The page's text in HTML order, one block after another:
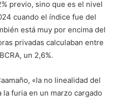
previo, sino que es el nivel
cuando el índice fue del
está muy por encima del
privadas calculaban entre
un 2,6%.
«la no linealidad del
furia en un marzo cargado